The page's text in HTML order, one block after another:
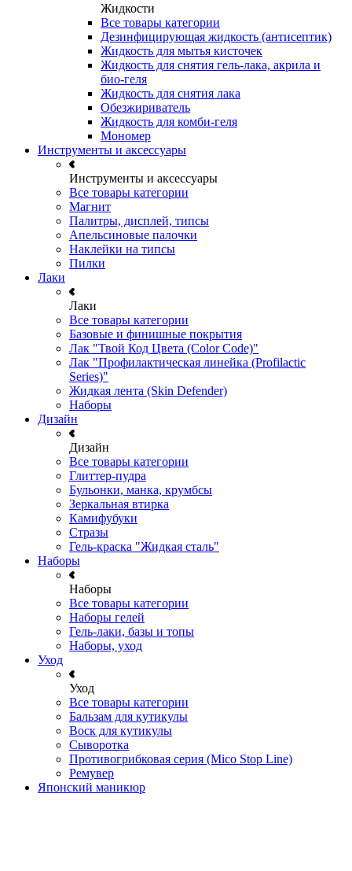
Жидкости
Все товары категории
Дезинфицирующая жидкость (антисептик)
Жидкость для мытья кисточек
Жидкость для снятия гель-лака, акрила и
био-геля
Жидкость для снятия лака
Обезжириватель
Жидкость для комби-геля
Мономер
Инструменты и аксессуары
Инструменты и аксессуары
Все товары категории
Магнит
Палитры, дисплей, типсы
Апельсиновые палочки
Наклейки на типсы
Пилки
Лаки
Лаки
Все товары категории
Базовые и финишные покрытия
Лак "Твой Код Цвета (Color Code)"
Лак "Профилактическая линейка (Profilactic
Series)"
Жидкая лента (Skin Defender)
Наборы
Дизайн
Дизайн
Все товары категории
Глиттер-пудра
Бульонки, манка, крумбсы
Зеркальная втирка
Камифубуки
Стразы
Гель-краска "Жидкая сталь"
Наборы
Наборы
Все товары категории
Наборы гелей
Гель-лаки, базы и топы
Наборы, уход
Уход
Уход
Все товары категории
Бальзам для кутикулы
Воск для кутикулы
Сыворотка
Противогрибковая серия (Mico Stop Line)
Ремувер
Японский маникюр